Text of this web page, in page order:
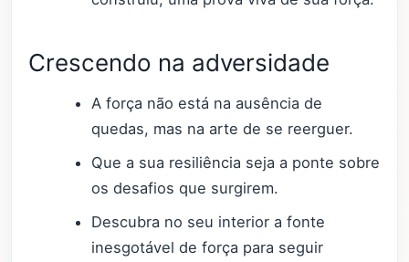
Crescendo na adversidade
A força não está na ausência de
quedas, mas na arte de se reerguer.
Que a sua resiliência seja a ponte sobre
os desafios que surgirem.
Descubra no seu interior a fonte
inesgotável de força para seguir